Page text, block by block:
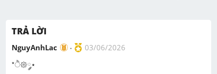
TRẢ LỜI
NguyAnhLac
03/06/2026
*ੈ𑁍༘⋆